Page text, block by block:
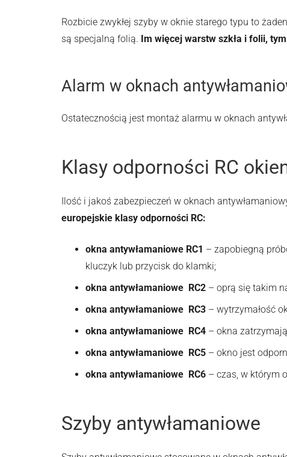
Rozbicie zwykłej szyby w oknie starego typu to
są specjalną folią. Im więcej warstw szkła i folii,
Alarm w oknach
Ostatecznością jest montaż alarmu w oknach
Klasy odporności RC
Ilość i jakoś zabezpieczeń w oknach
europejskie klasy odporności RC:
okna antywłamaniowe RC1 – zapobiegną
kluczyk lub przycisk do klamki;
okna antywłamaniowe RC2 – oprą się takim
okna antywłamaniowe RC3 – wytrzymałość
okna antywłamaniowe RC4 – okna
okna antywłamaniowe RC5 – okno jest
okna antywłamaniowe RC6 – czas, w którym
Szyby antywłamaniowe